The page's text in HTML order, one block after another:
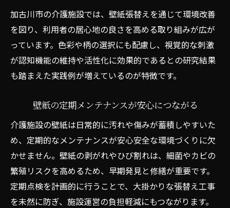
加古川市の介護施設では、壁紙張替えを通じて環境改善
を図り、利用者の居心地の良さを高める取り組みが広が
っています。色彩や柄の選択にも配慮し、視覚的な刺激
が認知機能の維持や活性化に効果的であるとの研究結果
も踏まえた実践例が増えているのが特徴です。
壁紙の定期メンテナンスが安心につながる
介護施設の壁紙は日常的に汚れや傷みが蓄積しやすいた
め、定期的なメンテナンスが安心安全な環境づくりに欠
かせません。壁紙の剥がれやひび割れは、細菌やカビの
繁殖リスクを高めるため、早期発見と修繕が重要です。
定期点検を計画的に行うことで、大掛かりな張替え工事
を未然に防ぎ、施設運営の負担軽減にもつながります。